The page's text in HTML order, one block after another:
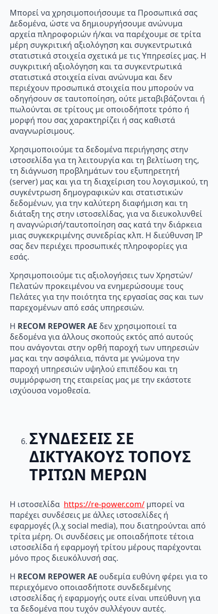
Μπορεί να χρησιμοποιήσουμε τα Προσωπικά σας
Δεδομένα, ώστε να δημιουργήσουμε ανώνυμα
αρχεία πληροφοριών ή/και να παρέχουμε σε τρίτα
μέρη συγκριτική αξιολόγηση και συγκεντρωτικά
στατιστικά στοιχεία σχετικά με τις Υπηρεσίες μας. Η
συγκριτική αξιολόγηση και τα συγκεντρωτικά
στατιστικά στοιχεία είναι ανώνυμα και δεν
περιέχουν προσωπικά στοιχεία που μπορούν να
οδηγήσουν σε ταυτοποίηση, ούτε μεταβιβάζονται ή
πωλούνται σε τρίτους με οποιοδήποτε τρόπο ή
μορφή που σας χαρακτηρίζει ή σας καθιστά
αναγνωρίσιμους.
Χρησιμοποιούμε τα δεδομένα περιήγησης στην
ιστοσελίδα για τη λειτουργία και τη βελτίωση της,
τη διάγνωση προβλημάτων του εξυπηρετητή
(server) μας και για τη διαχείριση του λογισμικού, τη
συγκέντρωση δημογραφικών και στατιστικών
δεδομένων, για την καλύτερη διαφήμιση και τη
διάταξη της στην ιστοσελίδας, για να διευκολυνθεί
η αναγνώρισή/ταυτοποίηση σας κατά την διάρκεια
μιας συγκεκριμένης συνεδρίας κλπ. Η διεύθυνση IP
σας δεν περιέχει προσωπικές πληροφορίες για
εσάς.
Χρησιμοποιούμε τις αξιολογήσεις των Χρηστών/
Πελατών προκειμένου να ενημερώσουμε τους
Πελάτες για την ποιότητα της εργασίας σας και των
παρεχομένων από εσάς υπηρεσιών.
Η RECOM REPOWERAE δεν χρησιμοποιεί τα
δεδομένα για άλλους σκοπούς εκτός από αυτούς
που ανάγονται στην ορθή παροχή των υπηρεσιών
μας και την ασφάλεια, πάντα με γνώμονα την
παροχή υπηρεσιών υψηλού επιπέδου και τη
συμμόρφωση της εταιρείας μας με την εκάστοτε
ισχύουσα νομοθεσία.
ΣΥΝΔΕΣΕΙΣ ΣΕ
ΔΙΚΤΥΑΚΟΥΣ ΤΟΠΟΥΣ
ΤΡΙΤΩΝ ΜΕΡΩΝ
Η ιστοσελίδα https://re-power.com/ μπορεί να
παρέχει συνδέσεις με άλλες ιστοσελίδες ή
εφαρμογές (λ.χ social media), που διατηρούνται από
τρίτα μέρη. Οι συνδέσεις με οποιαδήποτε τέτοια
ιστοσελίδα ή εφαρμογή τρίτου μέρους παρέχονται
μόνο προς διευκόλυνσή σας.
Η RECOM REPOWERAE ουδεμία ευθύνη φέρει για το
περιεχόμενο οποιασδήποτε συνδεδεμένης
ιστοσελίδας ή εφαρμογής ουτε είναι υπεύθυνη για
τα δεδομένα που τυχόν συλλέγουν αυτές.